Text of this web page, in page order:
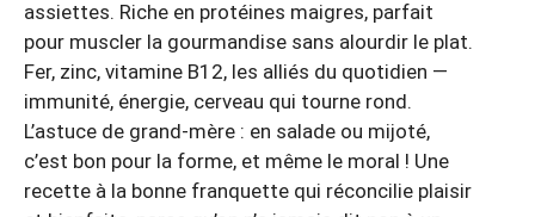
assiettes. Riche en protéines maigres, parfait
pour muscler la gourmandise sans alourdir le plat.
Fer, zinc, vitamine B12, les alliés du quotidien —
immunité, énergie, cerveau qui tourne rond.
L’astuce de grand-mère : en salade ou mijoté,
c’est bon pour la forme, et même le moral ! Une
recette à la bonne franquette qui réconcilie plaisir